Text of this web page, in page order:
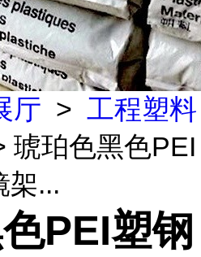
厅 > 工程塑料
琥珀色黑色PEI
架...
PEI塑钢